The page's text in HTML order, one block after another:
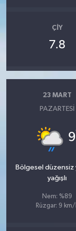
ÇIY
7.8
23 MART
PAZARTESI
9
Bölgesel düzensiz
yağışlı
Nem: %89
Rüzgar: 9 km/